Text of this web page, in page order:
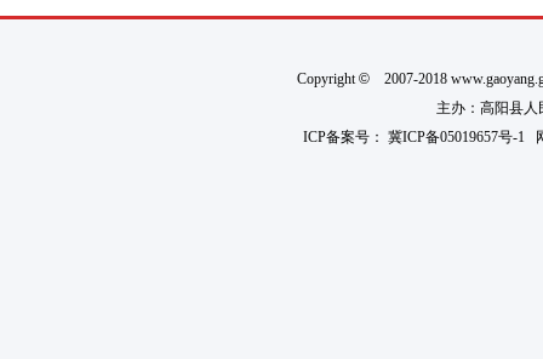
Copyright©2007-2018
主办：高阳县人
ICP备案号： 冀ICP备05019657号-1网